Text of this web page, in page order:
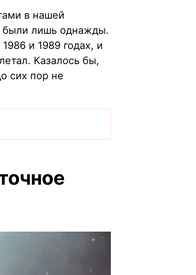
в нашей
были лишь однажды.
1986 и 1989 годах, и
Казалось бы,
сих пор не